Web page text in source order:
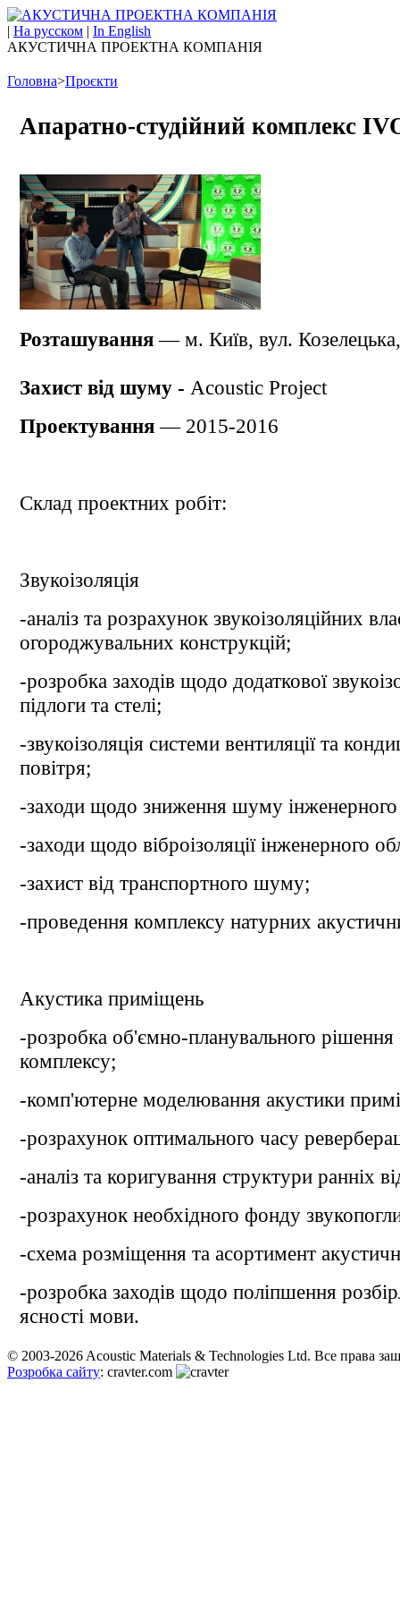
| На русском | In English
АКУСТИЧНА ПРОЕКТНА КОМПАНІЯ
Головна>Проєкти
Апаратно-студійний комплекс
Розташування— м. Київ, вул.
Захист від шуму - Acoustic Project
Проектування— 2015-2016
Склад проектних робіт:
Звукоізоляція
-аналіз та розрахунок звукоізоляційних
огороджувальних конструкцій;
-розробка заходів щодо додаткової
підлоги та стелі;
-звукоізоляція системи вентиляції та
повітря;
-заходи щодо зниження шуму
-заходи щодо віброізоляції інженерного
-захист від транспортного шуму;
-проведення комплексу натурних
Акустика приміщень
-розробка об'ємно-планувального рішення
комплексу;
-комп'ютерне моделювання акустики
-розрахунок оптимального часу
-аналіз та коригування структури ранніх
-розрахунок необхідного фонду
-схема розміщення та асортимент
-розробка заходів щодо поліпшення
ясності мови.
© 2003-2026 Acoustic Materials & Technologies Ltd. Все права
Розробка сайту: cravter.com